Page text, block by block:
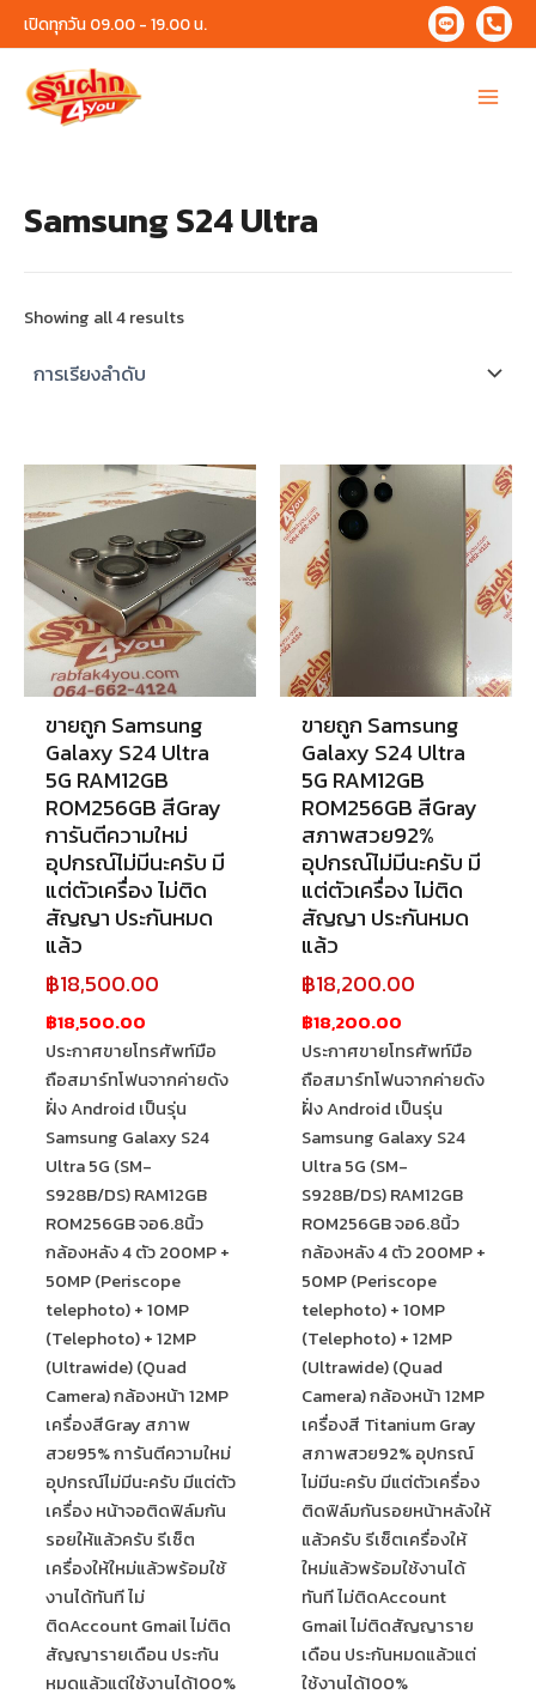
Skip
to
content
เปิดทุกวัน 09.00 - 19.00 น.
Main
Samsung S24 Ultra
Showing all 4 results
ขายถูก Samsung
Galaxy S24 Ultra
5G RAM12GB
ROM256GB สีGray
การันตีความใหม่
อุปกรณ์ไม่มีนะครับ มี
แต่ตัวเครื่อง ไม่ติด
สัญญา ประกันหมด
แล้ว
฿18,500.00
฿18,500.00
ประกาศขายโทรศัพท์มือ
ถือสมาร์ทโฟนจากค่ายดัง
ฝั่ง Android เป็นรุ่น
Samsung Galaxy S24
Ultra 5G (SM-
S928B/DS) RAM12GB
ROM256GB จอ6.8นิ้ว
กล้องหลัง 4 ตัว 200MP +
50MP (Periscope
telephoto) + 10MP
(Telephoto) + 12MP
(Ultrawide) (Quad
Camera) กล้องหน้า 12MP
เครื่องสีGray สภาพ
สวย95% การันตีความใหม่
อุปกรณ์ไม่มีนะครับ มีแต่ตัว
เครื่อง หน้าจอติดฟิล์มกัน
รอยให้แล้วครับ รีเซ็ต
เครื่องให้ใหม่แล้วพร้อมใช้
งานได้ทันที ไม่
ติดAccount Gmail ไม่ติด
สัญญารายเดือน ประกัน
หมดแล้วแต่ใช้งานได้100%
ขายถูก Samsung
Galaxy S24 Ultra
5G RAM12GB
ROM256GB สีGray
สภาพสวย92%
อุปกรณ์ไม่มีนะครับ มี
แต่ตัวเครื่อง ไม่ติด
สัญญา ประกันหมด
แล้ว
฿18,200.00
฿18,200.00
ประกาศขายโทรศัพท์มือ
ถือสมาร์ทโฟนจากค่ายดัง
ฝั่ง Android เป็นรุ่น
Samsung Galaxy S24
Ultra 5G (SM-
S928B/DS) RAM12GB
ROM256GB จอ6.8นิ้ว
กล้องหลัง 4 ตัว 200MP +
50MP (Periscope
telephoto) + 10MP
(Telephoto) + 12MP
(Ultrawide) (Quad
Camera) กล้องหน้า 12MP
เครื่องสี Titanium Gray
สภาพสวย92% อุปกรณ์
ไม่มีนะครับ มีแต่ตัวเครื่อง
ติดฟิล์มกันรอยหน้าหลังให้
แล้วครับ รีเซ็ตเครื่องให้
ใหม่แล้วพร้อมใช้งานได้
ทันที ไม่ติดAccount
Gmail ไม่ติดสัญญาราย
เดือน ประกันหมดแล้วแต่
ใช้งานได้100%